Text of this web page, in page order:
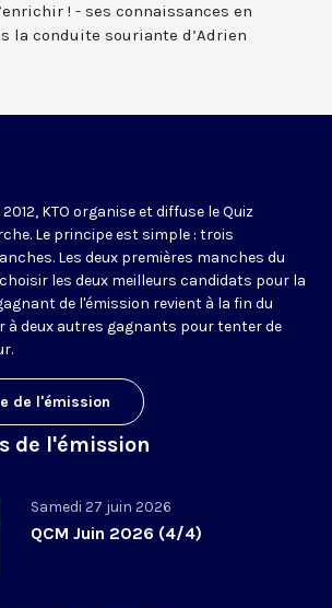
! - ses connaissances en
la conduite souriante d’Adrien
KTO organise et diffuse le Quiz
Le principe est simple : trois
Les deux premières manches du
les deux meilleurs candidats pour la
de l'émission revient à la fin du
à deux autres gagnants pour tenter de
de l'émission
de l'émission
Samedi 27 juin 2026
QCM Juin 2026 (4/4)